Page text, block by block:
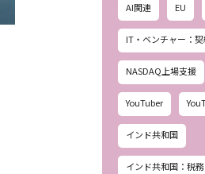
AI関連 EU
IT・ベンチャー：
NASDAQ上場支援
YouTuber
インド共和国
インド共和国：税